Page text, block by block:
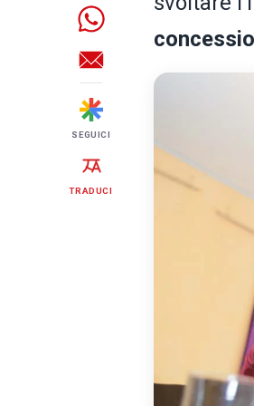
SEGUICI
TRADUCI